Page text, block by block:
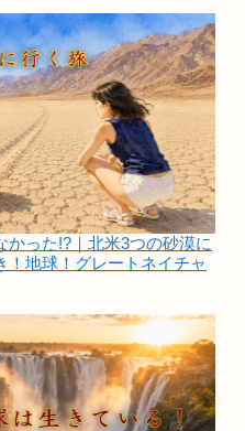
った!?｜北米3つの砂漠に
！地球！グレートネイチャ